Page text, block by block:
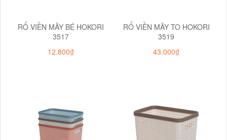
RỔ VIỀN MÂY BÉ HOKORI
3517
12.800₫
RỔ VIỀN MÂY TO HOKORI
3519
43.000₫